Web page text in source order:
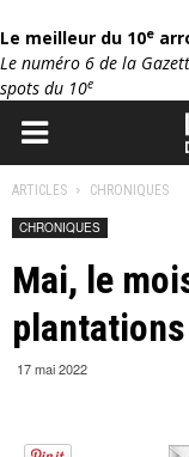
Le meilleur du 10e
Le numéro 6 de la
spots du 10e
ARTICLES CHRONIQUES
CHRONIQUES
Mai, le
plantations
17 mai 2022